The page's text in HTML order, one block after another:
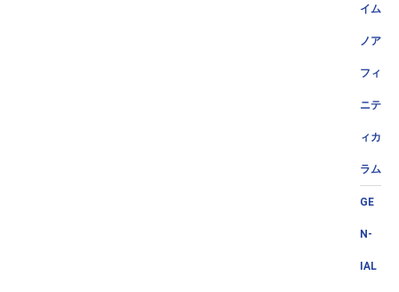
イム
ノア
フィ
ニテ
ィカ
ラム
GE
N-
IAL